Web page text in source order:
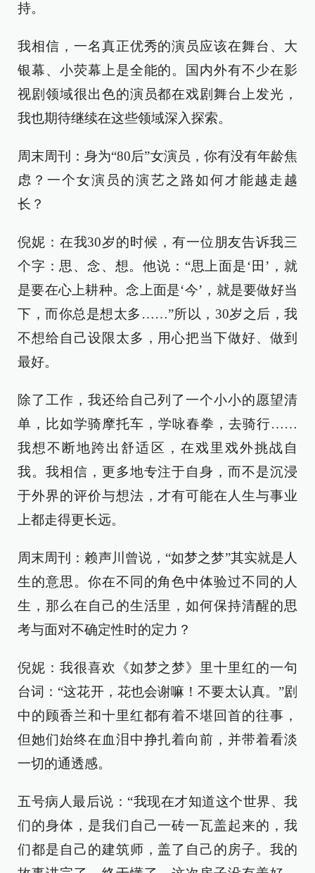
持。
我相信，一名真正优秀的演员应该在舞台、大
银幕、小荧幕上是全能的。国内外有不少在影
视剧领域很出色的演员都在戏剧舞台上发光，
我也期待继续在这些领域深入探索。
周末周刊：身为“80后”女演员，你有没有年龄焦
虑？一个女演员的演艺之路如何才能越走越
长？
倪妮：在我30岁的时候，有一位朋友告诉我三
个字：思、念、想。他说：“思上面是‘田’，就
是要在心上耕种。念上面是‘今’，就是要做好当
下，而你总是想太多……”所以，30岁之后，我
不想给自己设限太多，用心把当下做好、做到
最好。
除了工作，我还给自己列了一个小小的愿望清
单，比如学骑摩托车，学咏春拳，去骑行……
我想不断地跨出舒适区，在戏里戏外挑战自
我。我相信，更多地专注于自身，而不是沉浸
于外界的评价与想法，才有可能在人生与事业
上都走得更长远。
周末周刊：赖声川曾说，“如梦之梦”其实就是人
生的意思。你在不同的角色中体验过不同的人
生，那么在自己的生活里，如何保持清醒的思
考与面对不确定性时的定力？
倪妮：我很喜欢《如梦之梦》里十里红的一句
台词：“这花开，花也会谢嘛！不要太认真。”剧
中的顾香兰和十里红都有着不堪回首的往事，
但她们始终在血泪中挣扎着向前，并带着看淡
一切的通透感。
五号病人最后说：“我现在才知道这个世界、我
们的身体，是我们自己一砖一瓦盖起来的，我
们都是自己的建筑师，盖了自己的房子。我的